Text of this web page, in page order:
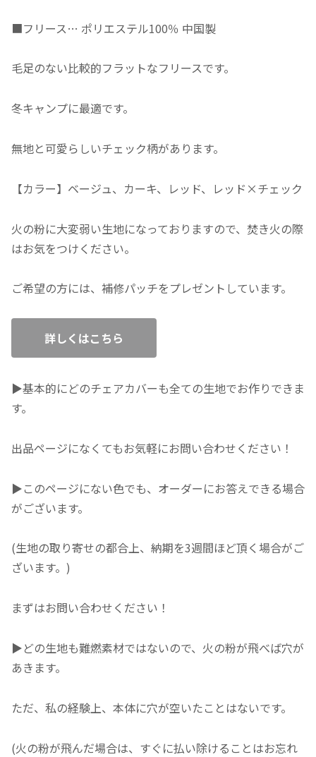
■フリース… ポリエステル100％ 中国製
毛足のない比較的フラットなフリースです。
冬キャンプに最適です。
無地と可愛らしいチェック柄があります。
【カラー】ベージュ、カーキ、レッド、レッド×チェック
火の粉に大変弱い生地になっておりますので、焚き火の際
はお気をつけください。
ご希望の方には、補修パッチをプレゼントしています。
詳しくはこちら
▶基本的にどのチェアカバーも全ての生地でお作りできま
す。
出品ページになくてもお気軽にお問い合わせください！
▶このページにない色でも、オーダーにお答えできる場合
がございます。
(生地の取り寄せの都合上、納期を3週間ほど頂く場合がご
ざいます。)
まずはお問い合わせください！
▶どの生地も難燃素材ではないので、火の粉が飛べば穴が
あきます。
ただ、私の経験上、本体に穴が空いたことはないです。
(火の粉が飛んだ場合は、すぐに払い除けることはお忘れ